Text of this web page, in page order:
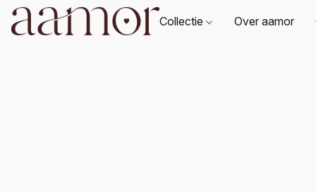
Collectie Over aamor